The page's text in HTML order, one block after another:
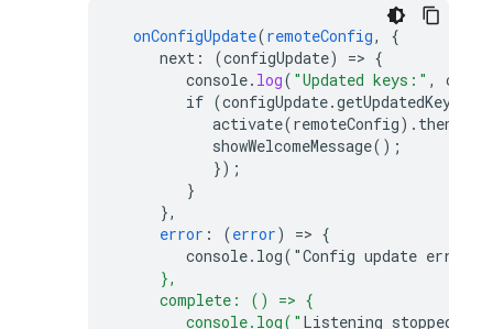
onConfigUpdate(remoteConfig,
{
next : (configUpdate) => {
console. log( "Updated keys:" ,
if
activate(remoteConfig).then(()
showWelcomeMessage() ;
});
}
},
error : (error) => {
console.log("Config update error
     },
     complete: () => {
        console.log("
Listening stopped